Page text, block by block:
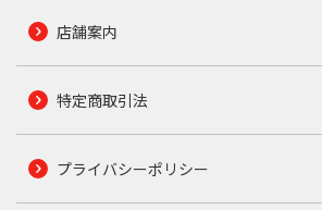
店舗案内
特定商取引法
プライバシーポリシー